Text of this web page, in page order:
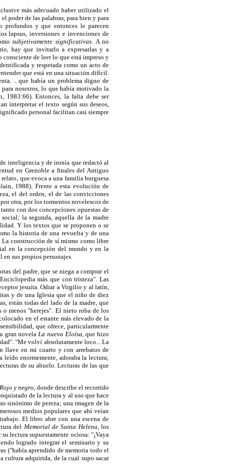
más adecuado haber utilizado el
poder de las palabras, para bien y para
profundos y que entonces le parecen
lapsus, inversiones e invenciones de
subjetivamente significativas. A no
hay que invitarlo a expresarlas y a
de leer lo que está impreso y
y respetada como un acto de
que está en una situación difícil.
.. que había un problema digno de
nosotros, lo que había motivado la
1983:66). Entonces, la falta debe ser
interpretar el texto según sus deseos,
personal facilitan casi siempre
inteligencia y de ironía que redactó al
en Grenoble a finales del Antiguo
que evoca a una familia burguesa
1988). Frente a esta evolución de
el del orden, el de las convicciones
otra, por los tormentos novelescos de
con dos concepciones opuestas de
la segunda, aquella de la madre
Y los textos que se proponen o se
la historia de una revuelta y de una
construcción de sí mismo como libre
en la concepción del mundo y en la
sus propios personajes.
del padre, que se niega a comprar el
más que con tristeza". Las
jesuita. Odiar a Virgilio y al latín,
y de una Iglesia que el niño de diez
están todas del lado de la madre, que
menos "herejes". El nieto roba de los
en el estante más elevado de la
que ofrece, particularmente
gran novela La nueva Eloísa,que hizo
"Me volví absolutamente loco... La
llave en mi cuarto y con arrebatos de
enormemente, adoraba la lectura;
de su abuelo. Lecturas de las que
Rojo y negro, donde describe el recorrido
de la lectura y al uso que hace
sinónimo de pereza; una imagen de la
medios populares que ahí veían
El libro abre con una escena de
del Memorial de Santa Helena,los
lectura supuestamente ociosa: "¡Vaya
logrado integrar el seminario y su
("había aprendido de memoria todo el
cultura adquirida, de la cual supo sacar